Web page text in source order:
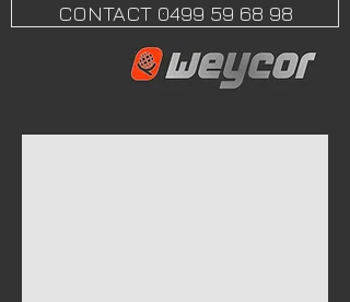
CONTACT 0499 59 68 98